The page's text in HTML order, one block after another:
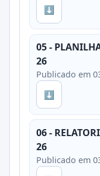
⬇
05 -
26
Publicado em
⬇
06 -
26
Publicado em